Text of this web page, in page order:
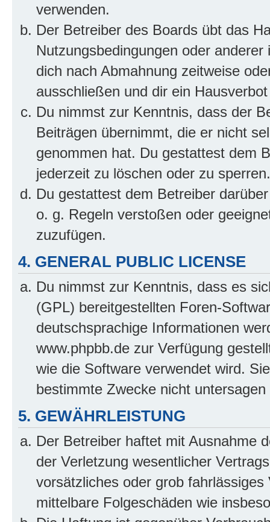
verwenden.
Der Betreiber des Boards übt das
Nutzungsbedingungen oder
dich nach Abmahnung zeitweise
ausschließen und dir ein
Du nimmst zur Kenntnis, dass der
Beiträgen übernimmt, die er nicht
genommen hat. Du gestattest dem
jederzeit zu löschen oder zu sperren.
Du gestattest dem Betreiber
o. g. Regeln verstoßen oder
zuzufügen.
4. GENERAL PUBLIC LICENSE
Du nimmst zur Kenntnis, dass es
(GPL) bereitgestellten Foren-
deutschsprachige Informationen
www.phpbb.de zur Verfügung
wie die Software verwendet wird.
bestimmte Zwecke nicht
5. GEWÄHRLEISTUNG
Der Betreiber haftet mit Ausnahme
der Verletzung wesentlicher
vorsätzliches oder grob
mittelbare Folgeschäden wie